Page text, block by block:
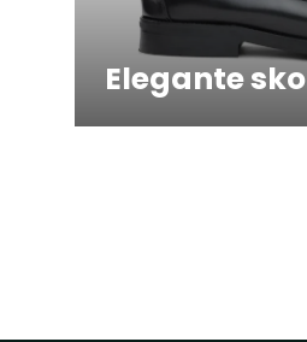
Elegante sko